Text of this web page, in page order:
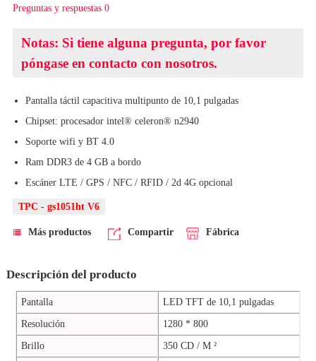
Preguntas y respuestas 0
Notas: Si tiene alguna pregunta, por favor
póngase en contacto con nosotros.
Pantalla táctil capacitiva multipunto de 10,1 pulgadas
Chipset: procesador intel® celeron® n2940
Soporte wifi y BT 4.0
Ram DDR3 de 4 GB a bordo
Escáner LTE / GPS / NFC / RFID / 2d 4G opcional
TPC - gs1051ht V6
Más productos Compartir Fábrica
Descripción del producto
Pantalla
LED TFT de 10,1 pulgadas
Resolución
1280 * 800
Brillo
350 CD / M ²